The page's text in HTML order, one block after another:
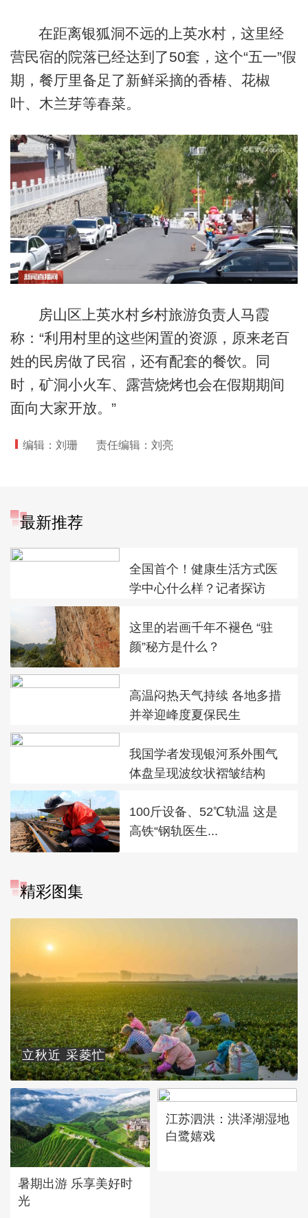
在距离银狐洞不远的上英水村，这里经
营民宿的院落已经达到了50套，这个“五一”假
期，餐厅里备足了新鲜采摘的香椿、花椒
叶、木兰芽等春菜。
房山区上英水村乡村旅游负责人马霞
称：“利用村里的这些闲置的资源，原来老百
姓的民房做了民宿，还有配套的餐饮。同
时，矿洞小火车、露营烧烤也会在假期期间
面向大家开放。”
编辑：刘珊 责任编辑：刘亮
最新推荐
全国首个！健康生活方式医
学中心什么样？记者探访
这里的岩画千年不褪色 “驻
颜”秘方是什么？
高温闷热天气持续 各地多措
并举迎峰度夏保民生
我国学者发现银河系外围气
体盘呈现波纹状褶皱结构
100斤设备、52℃轨温 这是
高铁“钢轨医生...
精彩图集
立秋近 采菱忙
暑期出游 乐享美好时
光
江苏泗洪：洪泽湖湿地
白鹭嬉戏